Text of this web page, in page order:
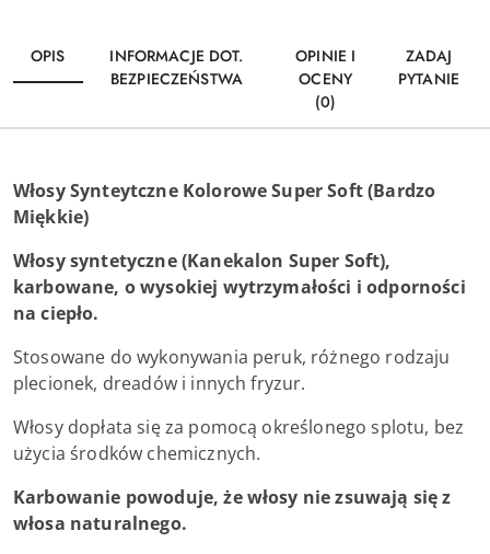
OPIS
INFORMACJE DOT.
BEZPIECZEŃSTWA
OPINIE I
OCENY
(0)
ZADAJ
PYTANIE
Włosy Synteytczne Kolorowe Super Soft (Bardzo
Miękkie)
Włosy syntetyczne (Kanekalon Super Soft),
karbowane, o wysokiej wytrzymałości i odporności
na ciepło.
Stosowane do wykonywania peruk, różnego rodzaju
plecionek, dreadów i innych fryzur.
Włosy dopłata się za pomocą określonego splotu, bez
użycia środków chemicznych.
Karbowanie powoduje, że włosy nie zsuwają się z
włosa naturalnego.